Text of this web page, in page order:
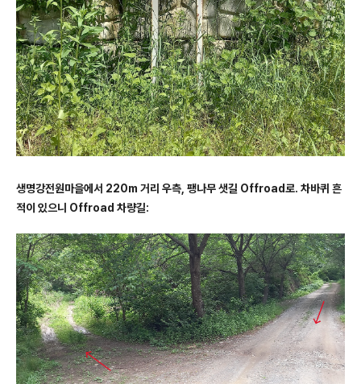
생명강전원마을에서 220m 거리 우측, 팽나무 샛길 Offroad로. 차바퀴 흔
적이 있으니 Offroad 차량길: